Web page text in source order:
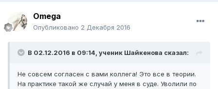
Omega
Опубликовано 2 Декабря 2016
В 02.12.2016 в 09:14, ученик Шайкенова сказал:
Не совсем согласен с вами коллега! Это все в теории.
На практике такой же случай у меня в суде. Уволили по